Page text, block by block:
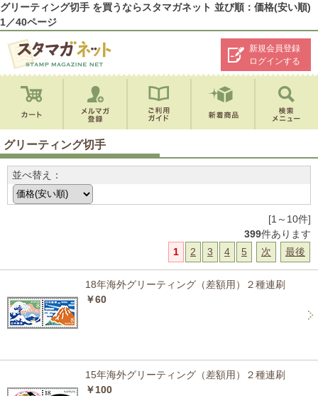
グリーティング切手 を買うならスタマガネット 並び順：価格(安い順)
1／40ページ
新規会員登録
ログインする
グリーティング切手
並べ替え：
[1～10件]
399件あります
1
2 3 4 5 次 最後
18年海外グリーティング（差額用）２種連刷
￥60
15年海外グリーティング（差額用）２種連刷
￥100